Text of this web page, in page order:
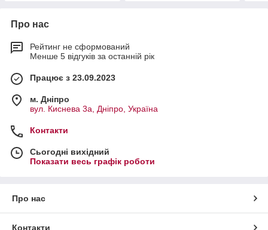
Про нас
Рейтинг не сформований
Менше 5 відгуків за останній рік
Працює з 23.09.2023
м. Дніпро
вул. Киснева 3а, Дніпро, Україна
Контакти
Сьогодні вихідний
Показати весь графік роботи
Про нас
Контакти